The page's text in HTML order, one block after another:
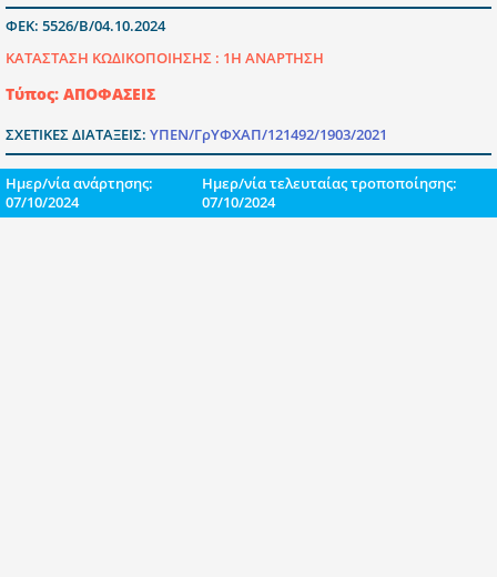
ΦΕΚ: 5526/Β/04.10.2024
ΚΑΤΑΣΤΑΣΗ ΚΩΔΙΚΟΠΟΙΗΣΗΣ : 1Η ΑΝΑΡΤΗΣΗ
Τύπος: ΑΠΟΦΑΣΕΙΣ
ΣΧΕΤΙΚΕΣ ΔΙΑΤΑΞΕΙΣ: ΥΠΕΝ/ΓρΥΦΧΑΠ/121492/1903/2021
Ημερ/νία ανάρτησης:
07/10/2024
Ημερ/νία τελευταίας τροποποίησης:
07/10/2024